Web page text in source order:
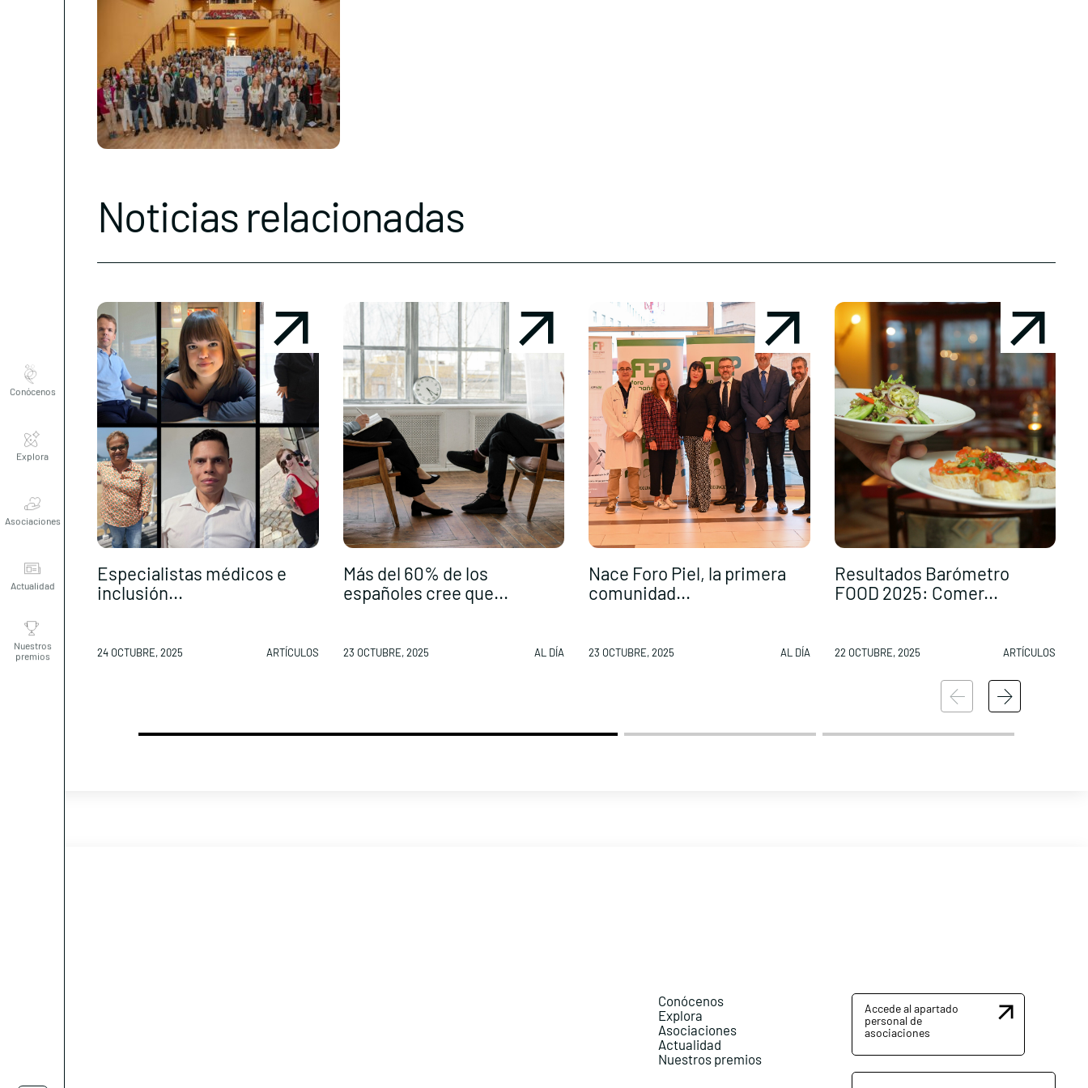
Conócenos
Explora
Asociaciones
Actualidad
Nuestros
premios
Noticias relacionadas
Especialistas médicos e
inclusión...
24 OCTUBRE, 2025 ARTÍCULOS
Más del 60% de los
españoles cree que...
23 OCTUBRE, 2025 AL DÍA
Nace Foro Piel, la primera
comunidad...
23 OCTUBRE, 2025 AL DÍA
Resultados Barómetro
FOOD 2025: Comer...
22 OCTUBRE, 2025 ARTÍCULOS
Conócenos
Explora
Asociaciones
Actualidad
Nuestros premios
Accede al apartado
personal de
asociaciones